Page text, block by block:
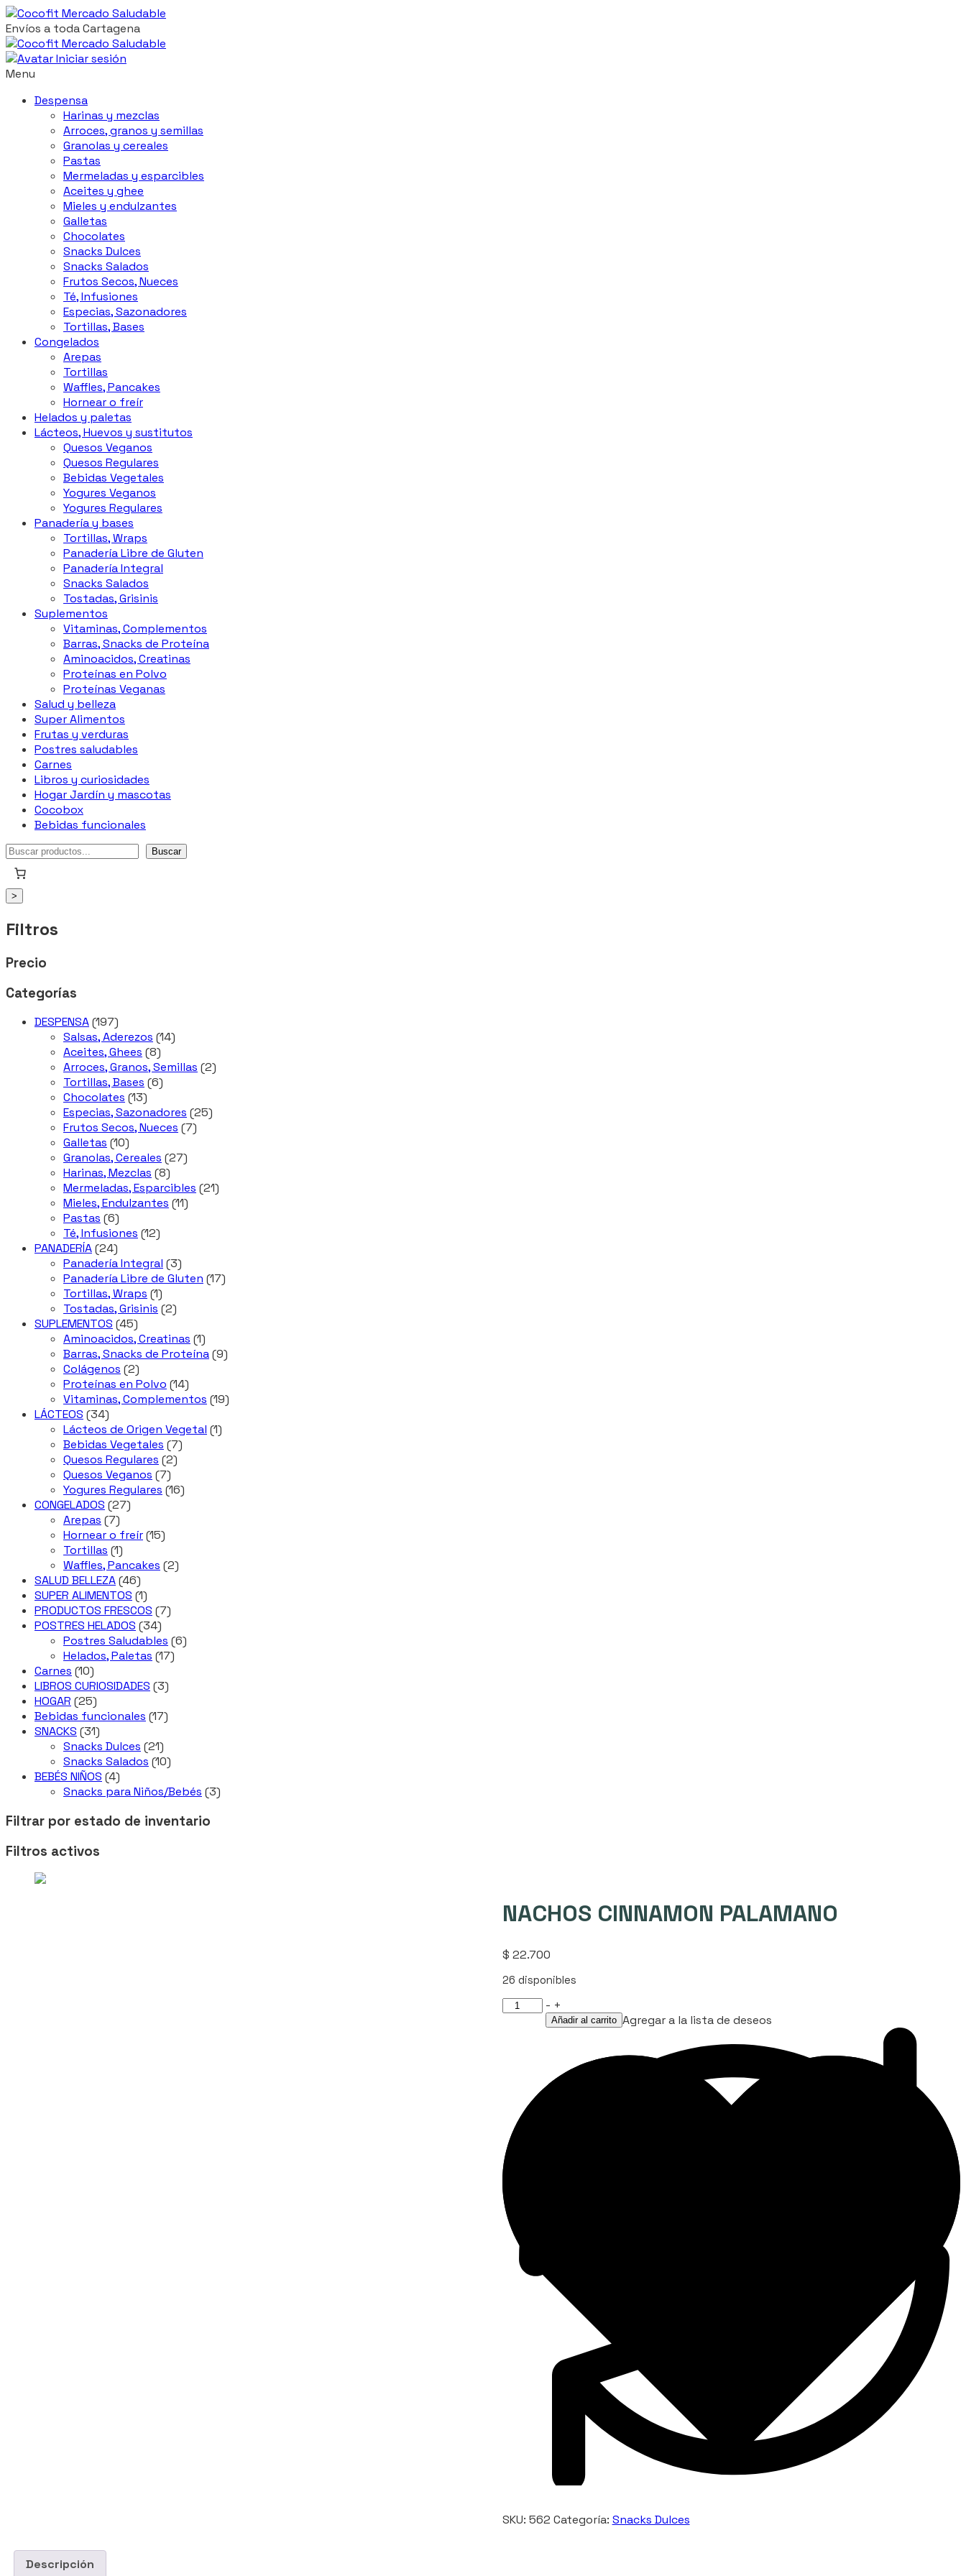
Envíos a toda Cartagena
Iniciar sesión
Menu
Despensa
Harinas y mezclas
Arroces, granos y semillas
Granolas y cereales
Pastas
Mermeladas y esparcibles
Aceites y ghee
Mieles y endulzantes
Galletas
Chocolates
Snacks Dulces
Snacks Salados
Frutos Secos, Nueces
Té, Infusiones
Especias, Sazonadores
Tortillas, Bases
Congelados
Arepas
Tortillas
Waffles, Pancakes
Hornear o freír
Helados y paletas
Lácteos, Huevos y sustitutos
Quesos Veganos
Quesos Regulares
Bebidas Vegetales
Yogures Veganos
Yogures Regulares
Panadería y bases
Tortillas, Wraps
Panadería Libre de Gluten
Panadería Integral
Snacks Salados
Tostadas, Grisinis
Suplementos
Vitaminas, Complementos
Barras, Snacks de Proteína
Aminoacidos, Creatinas
Proteínas en Polvo
Proteínas Veganas
Salud y belleza
Super Alimentos
Frutas y verduras
Postres saludables
Carnes
Libros y curiosidades
Hogar Jardín y mascotas
Cocobox
Bebidas funcionales
Buscar
Buscar
>
Filtros
Precio
Categorías
DESPENSA 197197
productos
Salsas, Aderezos 1414
Aceites, Ghees 88
productos
Arroces, Granos, Semillas 22
Tortillas, Bases 66
Chocolates 1313
productos
Especias, Sazonadores 2525
Frutos Secos, Nueces 77
Galletas 1010
productos
Granolas, Cereales 2727
Harinas, Mezclas 88
productos
Mermeladas, Esparcibles 2121
Mieles, Endulzantes 1111
Pastas 66
productos
Té, Infusiones 1212
PANADERÍA 2424
productos
Panadería Integral 33
productos
Panadería Libre de Gluten 1717
Tortillas, Wraps 11
producto
Tostadas, Grisinis 22
SUPLEMENTOS 4545
productos
Aminoacidos, Creatinas 11
producto
Barras, Snacks de Proteína 99
Colágenos 22
productos
Proteínas en Polvo 1414
productos
Vitaminas, Complementos 1919
LÁCTEOS 3434
productos
Lácteos de Origen Vegetal 11
Bebidas Vegetales 77
Quesos Regulares 22
Quesos Veganos 77
productos
Yogures Regulares 1616
CONGELADOS 2727
Arepas 77
productos
Hornear o freír 1515
Tortillas 11
producto
Waffles, Pancakes 22
SALUD BELLEZA 4646
productos
SUPER ALIMENTOS 11
producto
PRODUCTOS FRESCOS 77
POSTRES HELADOS 3434
productos
Postres Saludables 66
Helados, Paletas 1717
Carnes 1010
productos
LIBROS CURIOSIDADES 33
HOGAR 2525
productos
Bebidas funcionales 1717
SNACKS 3131
productos
Snacks Dulces 2121
productos
Snacks Salados 1010
BEBÉS NIÑOS 44
productos
Snacks para Niños/Bebés 33
Filtrar por estado de inventario
Filtros activos
NACHOS CINNAMON PALAMANO
$ 22.700
26 disponibles
-
NACHOS
CINNAMON
+
Añadir al carrito Agregar a la lista de deseos
SKU: 562 Categoría: Snacks Dulces
Descripción